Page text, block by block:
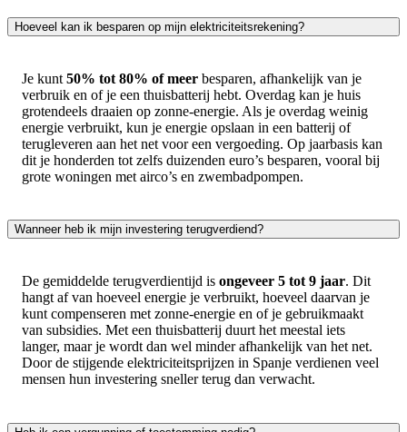
Hoeveel kan ik besparen op mijn elektriciteitsrekening?
Je kunt 50% tot 80% of meer besparen, afhankelijk van je
verbruik en of je een thuisbatterij hebt. Overdag kan je huis
grotendeels draaien op zonne-energie. Als je overdag weinig
energie verbruikt, kun je energie opslaan in een batterij of
terugleveren aan het net voor een vergoeding. Op jaarbasis kan
dit je honderden tot zelfs duizenden euro’s besparen, vooral bij
grote woningen met airco’s en zwembadpompen.
Wanneer heb ik mijn investering terugverdiend?
De gemiddelde terugverdientijd is ongeveer 5 tot 9 jaar. Dit
hangt af van hoeveel energie je verbruikt, hoeveel daarvan je
kunt compenseren met zonne-energie en of je gebruikmaakt
van subsidies. Met een thuisbatterij duurt het meestal iets
langer, maar je wordt dan wel minder afhankelijk van het net.
Door de stijgende elektriciteitsprijzen in Spanje verdienen veel
mensen hun investering sneller terug dan verwacht.